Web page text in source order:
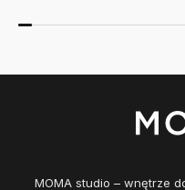
MOMA studio – wnętrze